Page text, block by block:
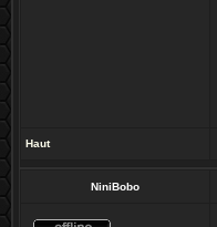
Haut
NiniBobo